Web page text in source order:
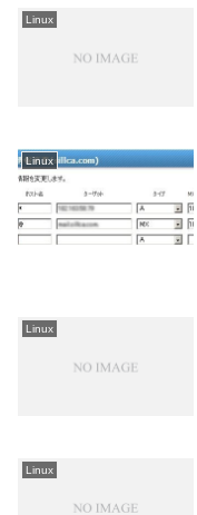
Linux
Linux
Linux
Linux